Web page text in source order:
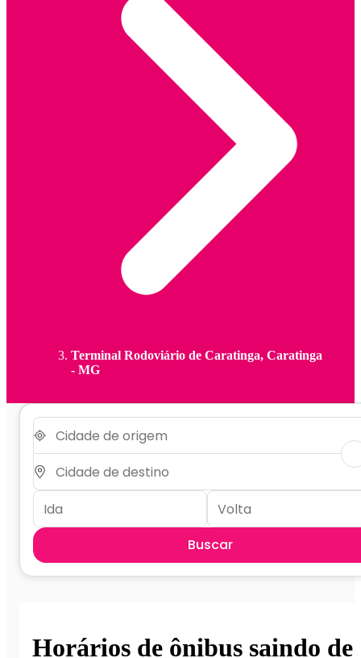
Terminal Rodoviário de Caratinga, Caratinga
- MG
Buscar
Horários de ônibus saindo de